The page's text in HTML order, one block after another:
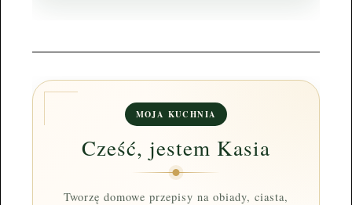
MOJA KUCHNIA
Cześć, jestem Kasia
Tworzę domowe przepisy na obiady, ciasta,